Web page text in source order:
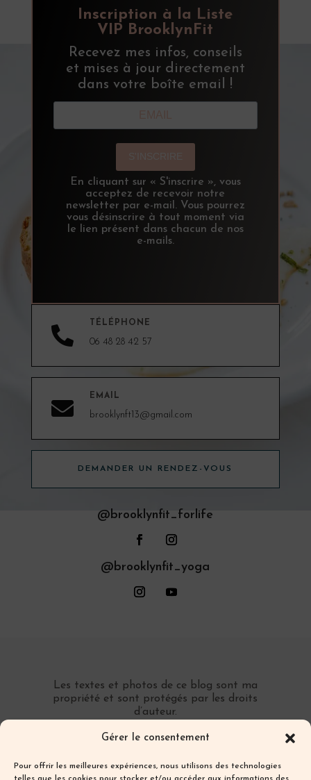
Gérer le consentement
Pour offrir les meilleures expériences, nous utilisons des technologies
Inscription à la Liste
VIP BrooklynFit
Recevez mes infos, conseils
et mises à jour directement
dans votre boîte email !
En cliquant sur « S'inscrire », vous
acceptez de recevoir notre
newsletter par e-mail. Vous pourrez
vous désinscrire à tout moment via
le lien présent dans chacun de nos
e-mails.

TÉLÉPHONE
06 48 28 42 57

EMAIL
brooklynft13@gmail.com
DEMANDER UN RENDEZ-VOUS
@brooklynfit_forlife
@brooklynfit_yoga
Les textes et photos de ce blog sont ma
propriété et sont protégés par les droits
d’auteur.
Toute reproduction partielle ou totale sans